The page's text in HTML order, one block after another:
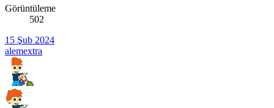
Görüntüleme
502
15 Şub 2024
alemextra